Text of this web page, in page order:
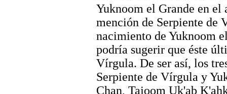
Yuknoom el Grande en el
mención de Serpiente de
nacimiento de Yuknoom
podría sugerir que éste
Vírgula. De ser así, los
Serpiente de Vírgula y
Chan, Tajoom Uk'ab